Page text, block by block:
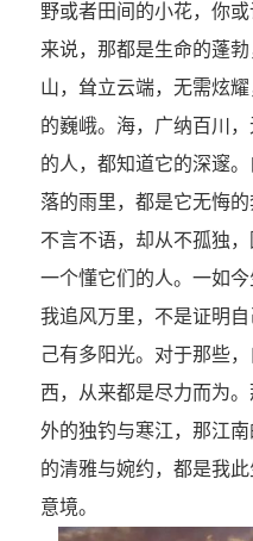
野或者田间的小花，你
来说，那都是生命的蓬勃
山，耸立云端，无需炫
的巍峨。海，广纳百川
的人，都知道它的深邃
落的雨里，都是它无悔
不言不语，却从不孤独
一个懂它们的人。一如今
我追风万里，不是证明
己有多阳光。对于那些
西，从来都是尽力而为
外的独钓与寒江，那江
的清雅与婉约，都是我
意境。